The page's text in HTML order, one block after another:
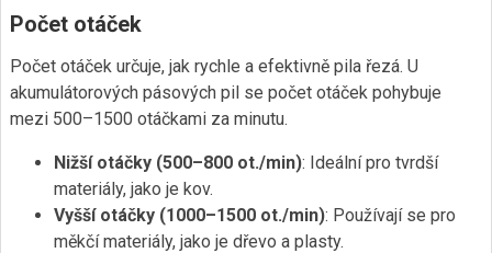
Počet otáček
Počet otáček určuje, jak rychle a efektivně pila řezá. U
akumulátorových pásových pil se počet otáček pohybuje
mezi 500–1500 otáčkami za minutu.
Nižší otáčky (500–800 ot./min): Ideální pro tvrdší
materiály, jako je kov.
Vyšší otáčky (1000–1500 ot./min): Používají se pro
měkčí materiály, jako je dřevo a plasty.